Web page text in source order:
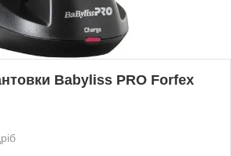
Babyliss PRO Forfex